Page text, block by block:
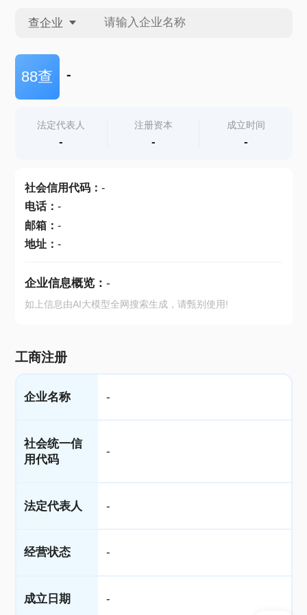
查企业
查企业
查产地
88查 -
法定代表人
-
注册资本
-
成立时间
-
社会信用代码： -
电话： -
邮箱： -
地址： -
企业信息概览： -
如上信息由AI大模型全网搜索生成，请甄别使用!
工商注册
企业名称 -
社会统一信
用代码
-
法定代表人 -
经营状态 -
成立日期 -